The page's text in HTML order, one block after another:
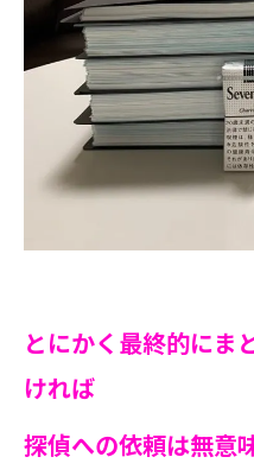
とにかく最終的にま
ければ
探偵への依頼は無意